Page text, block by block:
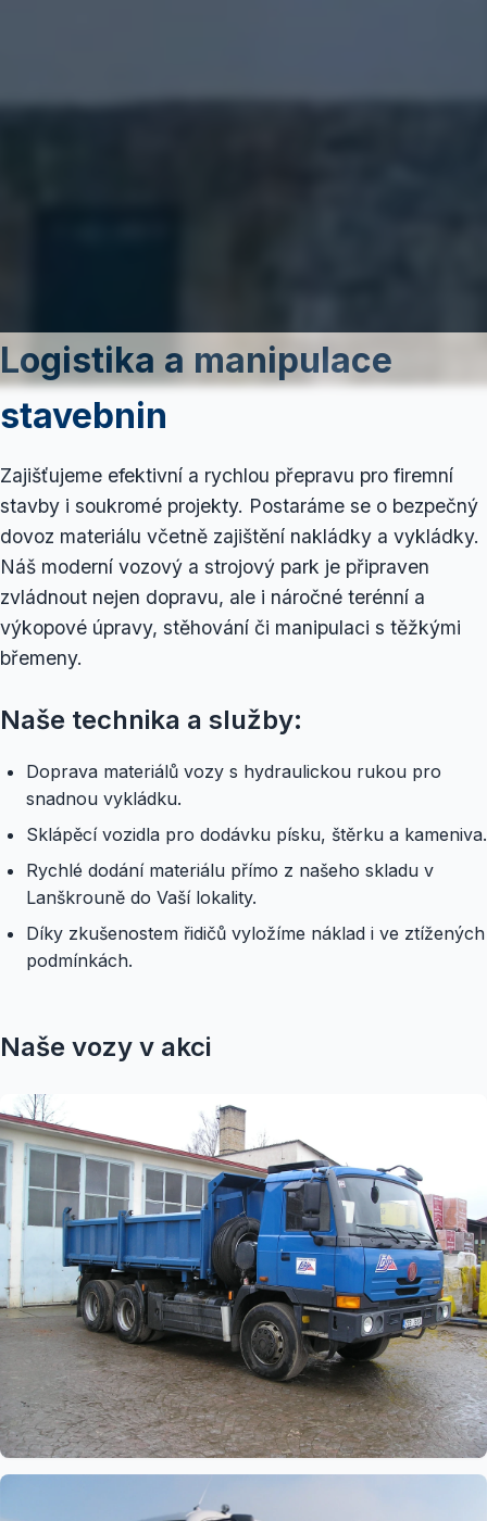
Logistika a manipulace
stavebnin
Zajišťujeme efektivní a rychlou přepravu pro firemní
stavby i soukromé projekty. Postaráme se o bezpečný
dovoz materiálu včetně zajištění nakládky a vykládky.
Náš moderní vozový a strojový park je připraven
zvládnout nejen dopravu, ale i náročné terénní a
výkopové úpravy, stěhování či manipulaci s těžkými
břemeny.
Naše technika a služby:
Doprava materiálů vozy s hydraulickou rukou pro
snadnou vykládku.
Sklápěcí vozidla pro dodávku písku, štěrku a kameniva.
Rychlé dodání materiálu přímo z našeho skladu v
Lanškrouně do Vaší lokality.
Díky zkušenostem řidičů vyložíme náklad i ve ztížených
podmínkách.
Naše vozy v akci